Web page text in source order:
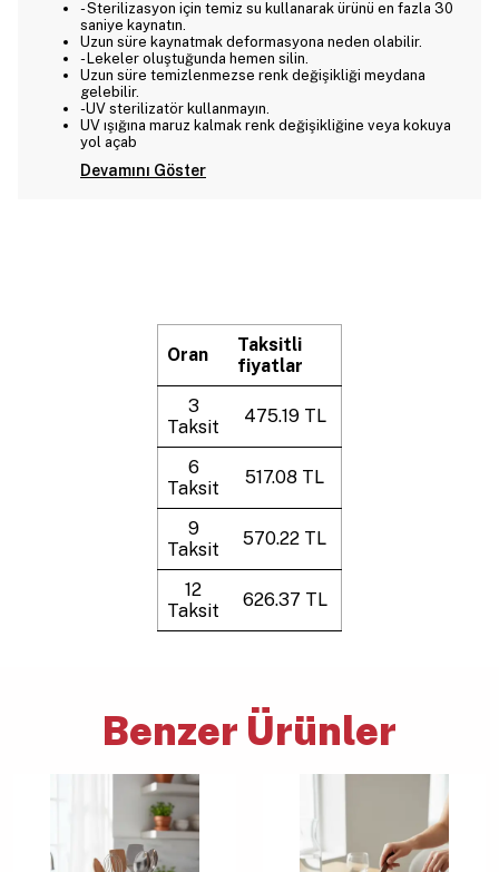
- Sterilizasyon için temiz su kullanarak ürünü en fazla 30
saniye kaynatın.
Uzun süre kaynatmak deformasyona neden olabilir.
- Lekeler oluştuğunda hemen silin.
Uzun süre temizlenmezse renk değişikliği meydana
gelebilir.
-UV sterilizatör kullanmayın.
UV ışığına maruz kalmak renk değişikliğine veya kokuya
yol açab
Devamını Göster
Oran
Taksitli
fiyatlar
3
Taksit
475.19 TL
6
Taksit
517.08 TL
9
Taksit
570.22 TL
12
Taksit
626.37 TL
Benzer Ürünler